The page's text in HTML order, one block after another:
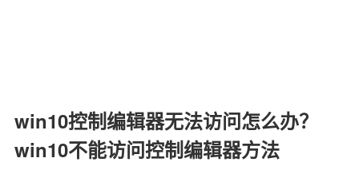
win10控制编辑器无法访问怎么办？
win10不能访问控制编辑器方法